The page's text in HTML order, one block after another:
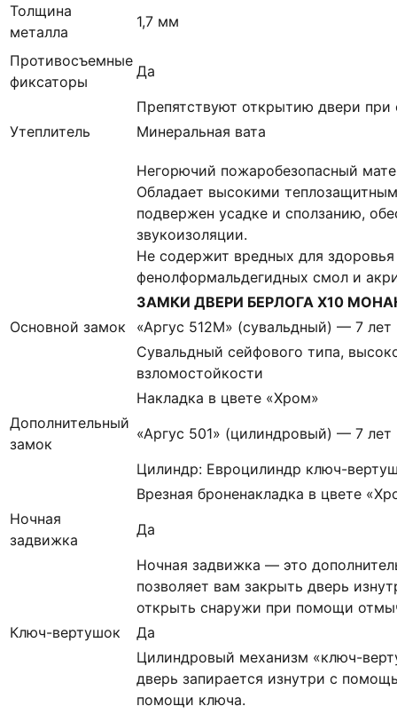
Толщина
металла
1,7 мм
Противосъемные
фиксаторы
Да
Препятствуют открытию двери при
Утеплитель
Минеральная вата
Негорючий пожаробезопасный
Обладает высокими
подвержен усадке и сползанию,
звукоизоляции.
Не содержит вредных для
фенолформальдегидных смол и
ЗАМКИ ДВЕРИ БЕРЛОГА Х10
Основной замок
«Аргус 512М» (сувальдный) — 7 лет
Сувальдный сейфового типа,
взломостойкости
Накладка в цвете «Хром»
Дополнительный
замок
«Аргус 501» (цилиндровый) — 7 лет
Цилиндр: Евроцилиндр ключ-
Врезная броненакладка в цвете
Ночная
задвижка
Да
Ночная задвижка — это
позволяет вам закрыть дверь
открыть снаружи при помощи
Ключ-вертушок
Да
Цилиндровый механизм «ключ-
дверь запирается изнутри с
помощи ключа.